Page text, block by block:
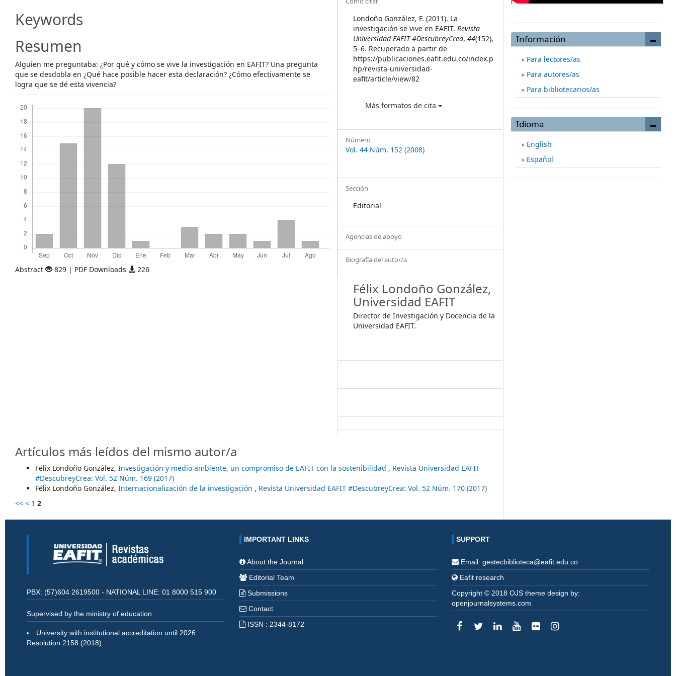
Keywords
Resumen
Alguien me preguntaba: ¿Por qué y cómo se vive la investigación en EAFIT? Una pregunta
que se desdobla en ¿Qué hace posible hacer esta declaración? ¿Cómo efectivamente se
logra que se dé esta vivencia?
Abstract 829 | PDF Downloads 226
Details
Londoño González, F. (2011). La
investigación se vive en EAFIT.Revista
Universidad EAFIT #DescubreyCrea,44(152),
5–6. Recuperado a partir de
https://publicaciones.eafit.edu.co/index.p
hp/revista-universidad-
eafit/article/view/82
Más formatos de cita
Número
Vol. 44 Núm. 152 (2008)
Sección
Editorial
Agencias de apoyo
Biografía del autor/a
Félix Londoño González,
Universidad EAFIT
Director de Investigación y Docencia de la
Universidad EAFIT.
Artículos más leídos del mismo autor/a
Félix Londoño González, Investigación y medio ambiente, un compromiso de EAFIT con la sostenibilidad , Revista Universidad EAFIT
#DescubreyCrea: Vol. 52 Núm. 169 (2017)
Félix Londoño González, Internacionalización de la investigación , Revista Universidad EAFIT #DescubreyCrea: Vol. 52 Núm. 170 (2017)
<< < 1 2
Información
Para lectores/as
Para autores/as
Para bibliotecarios/as
Idioma
English
Español
PBX: (57)604 2619500 - NATIONAL LINE: 01 8000 515 900
Supervised by the ministry of education
University with institutional accreditation until 2026.
Resolution 2158 (2018)
IMPORTANT LINKS
About the Journal
Editorial Team
Submissions
Contact
ISSN : 2344-8172
SUPPORT
Email: gestecbiblioteca@eafit.edu.co
Eafit research
Copyright © 2018 OJS theme design by:
openjournalsystems.com